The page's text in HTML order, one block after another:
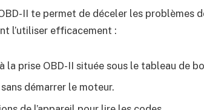
II te permet de déceler les problèmes
l’utiliser efficacement :
la prise OBD-II située sous le tableau de
démarrer le moteur.